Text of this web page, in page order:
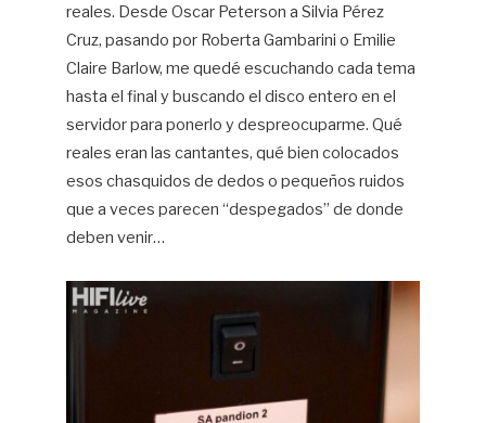
reales. Desde Oscar Peterson a Silvia Pérez
Cruz, pasando por Roberta Gambarini o Emilie
Claire Barlow, me quedé escuchando cada tema
hasta el final y buscando el disco entero en el
servidor para ponerlo y despreocuparme. Qué
reales eran las cantantes, qué bien colocados
esos chasquidos de dedos o pequeños ruidos
que a veces parecen “despegados” de donde
deben venir…